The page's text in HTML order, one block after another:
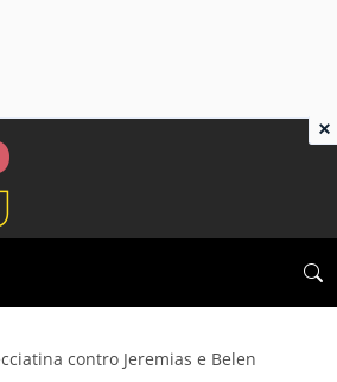
contro Jeremias e Belen
×